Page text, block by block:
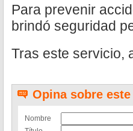
Para prevenir
brindó seguridad
Tras este servicio,
Opina sobre
Nombre